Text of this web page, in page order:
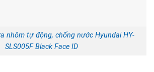
nhôm tự động, chống nước Hyundai HY-
SLS005F Black Face ID